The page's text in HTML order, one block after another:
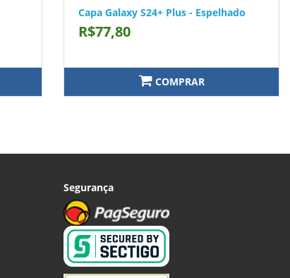
Capa Galaxy S24+ Plus - Espelhado
R$77,80
COMPRAR
Segurança